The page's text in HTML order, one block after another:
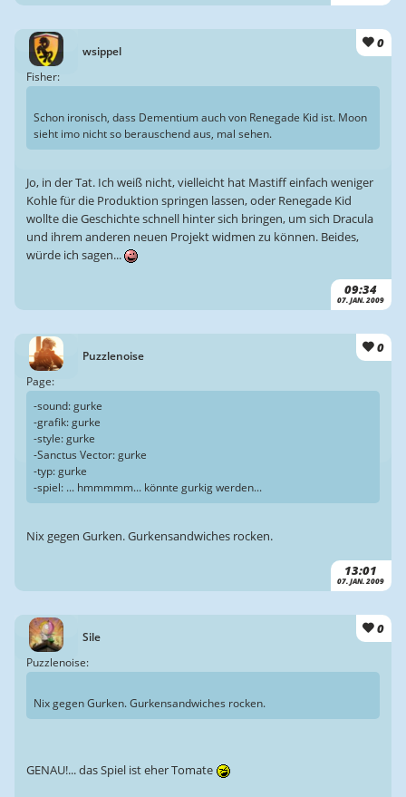
wsippel
0
09:34
07. JAN. 2009
Fisher:
Schon ironisch, dass Dementium auch von Renegade Kid ist. Moon
sieht imo nicht so berauschend aus, mal sehen.
Jo, in der Tat. Ich weiß nicht, vielleicht hat Mastiff einfach weniger
Kohle für die Produktion springen lassen, oder Renegade Kid
wollte die Geschichte schnell hinter sich bringen, um sich Dracula
und ihrem anderen neuen Projekt widmen zu können. Beides,
würde ich sagen...
Puzzlenoise
0
13:01
07. JAN. 2009
Page:
-sound: gurke
-grafik: gurke
-style: gurke
-Sanctus Vector: gurke
-typ: gurke
-spiel: ... hmmmmm... könnte gurkig werden...
Nix gegen Gurken. Gurkensandwiches rocken.
Sile
0
Puzzlenoise:
Nix gegen Gurken. Gurkensandwiches rocken.
GENAU!... das Spiel ist eher Tomate